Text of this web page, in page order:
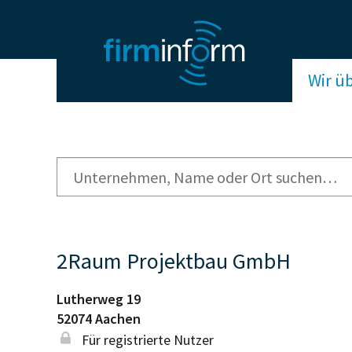
Wir
2Raum Projektbau GmbH
Lutherweg 19
52074Aachen
Für registrierte Nutzer